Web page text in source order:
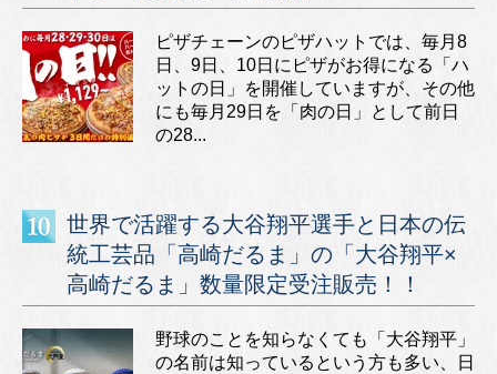
ピザチェーンのピザハットでは、毎月8
日、9日、10日にピザがお得になる「ハ
ットの日」を開催していますが、その他
にも毎月29日を「肉の日」として前日
の28...
世界で活躍する大谷翔平選手と日本の伝
統工芸品「高崎だるま」の「大谷翔平×
高崎だるま」数量限定受注販売！！
野球のことを知らなくても「大谷翔平」
の名前は知っているという方も多い、日